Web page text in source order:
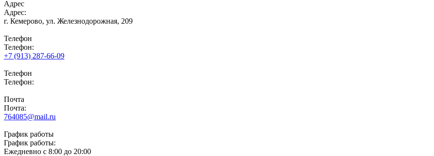
Адрес
Адрес:
г. Кемерово, ул. Железнодорожная, 209
Телефон
Телефон:
+7 (913) 287-66-09
Телефон
Телефон:
Почта
Почта:
764085@mail.ru
График работы
График работы:
Ежедневно с 8:00 до 20:00